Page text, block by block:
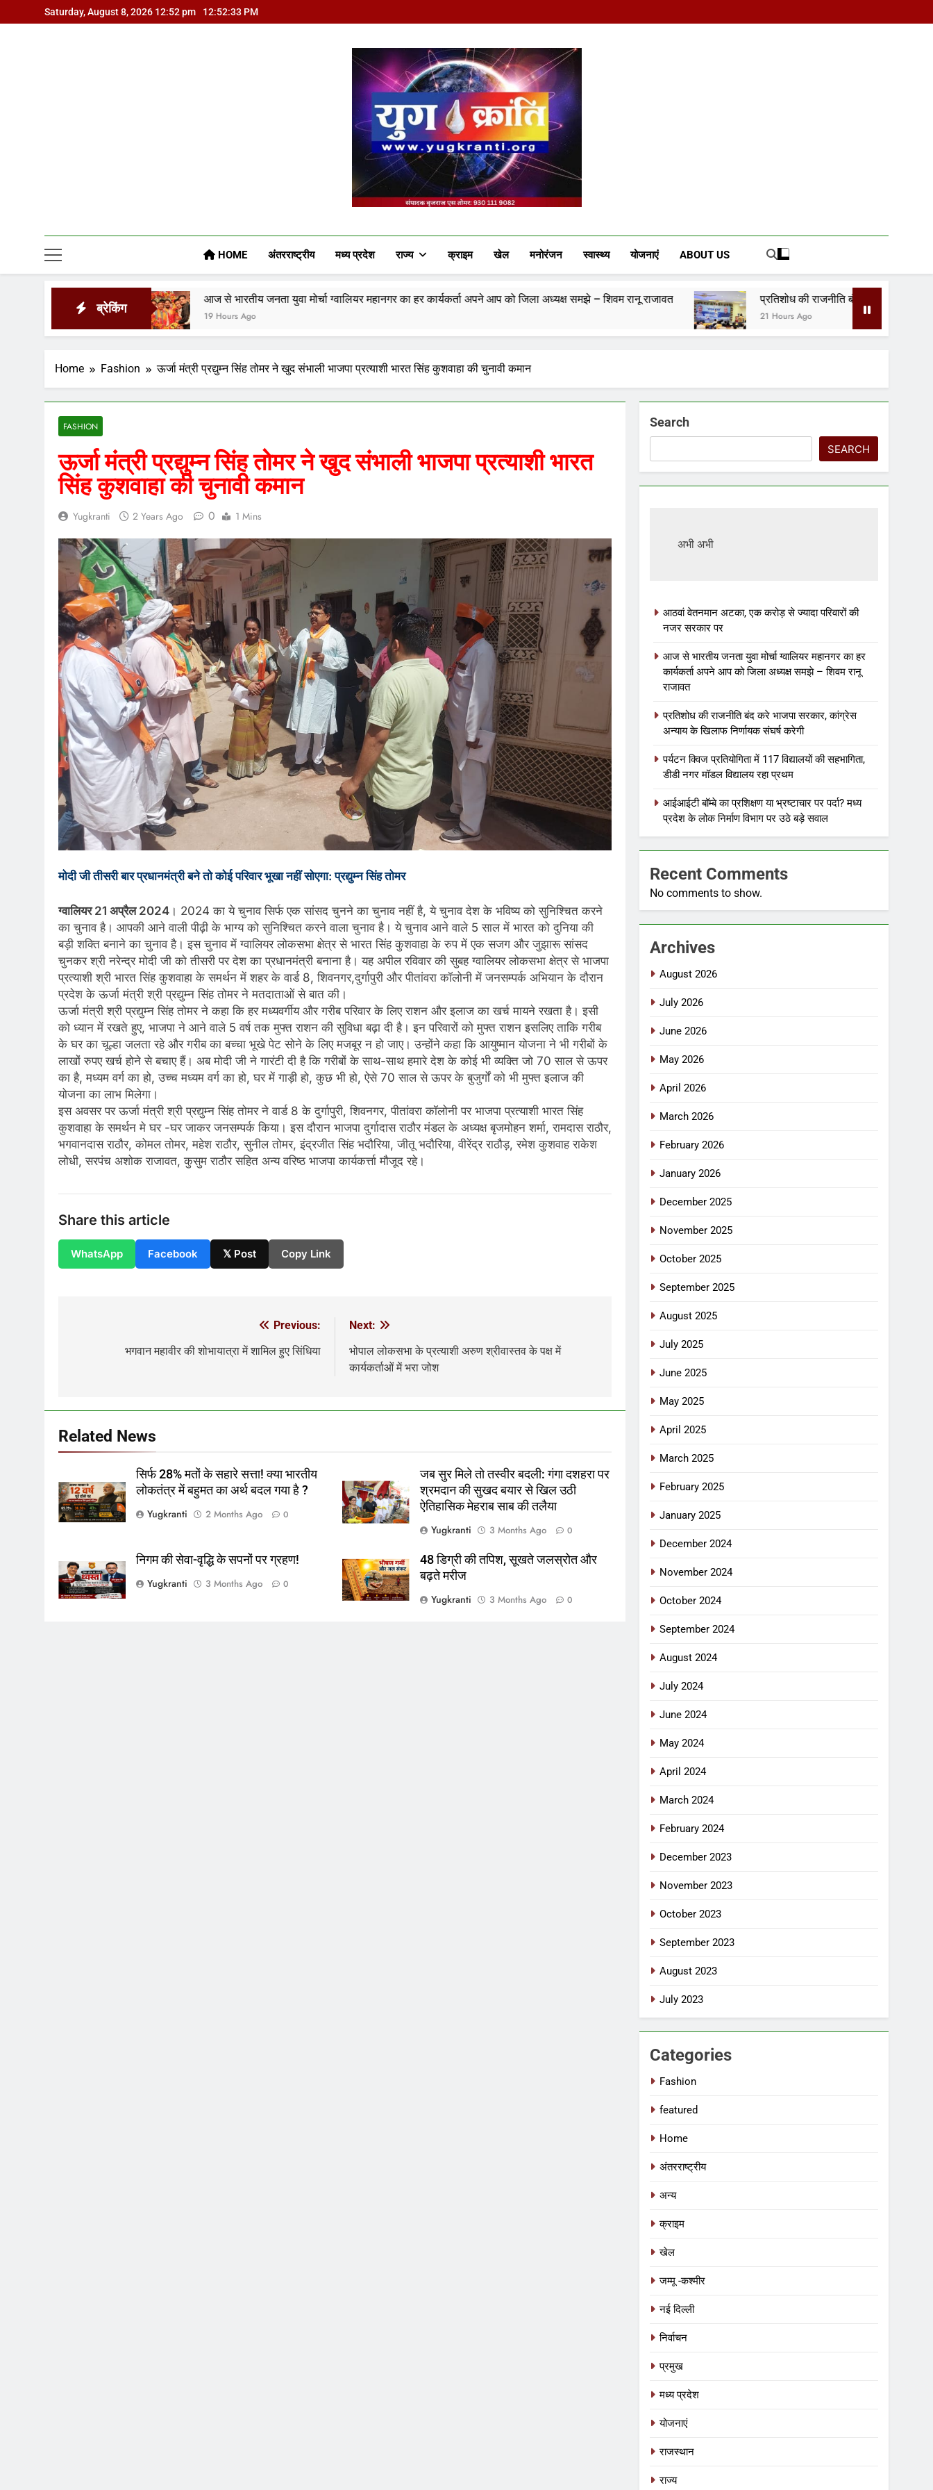
to
Saturday, August 8, 2026 12:52 pm 12:52:34 PM
Yug Kranti | Trusted News Portal
HOME अंतरराष्ट्रीय मध्य प्रदेश राज्य क्राइम खेल मनोरंजन स्वास्थ्य योजनाएं ABOUT US
ब्रेकिंग
आज से भारतीय जनता युवा मोर्चा ग्वालियर महानगर का हर कार्यकर्ता अपने आप को जिला अध्यक्ष समझे – शिवम रानू राजावत
19 Hours Ago
प्रतिशोध की राजनीति बंद करे भाजपा सरकार, कांग्रेस अन्याय के
21 Hours Ago
Home Fashion ऊर्जा मंत्री प्रद्युम्न सिंह तोमर ने खुद संभाली भाजपा प्रत्याशी भारत सिंह कुशवाहा की चुनावी कमान
FASHION
ऊर्जा मंत्री प्रद्युम्न सिंह तोमर ने खुद संभाली भाजपा प्रत्याशी भारत
सिंह कुशवाहा की चुनावी कमान
Yugkranti 2 Years Ago 0 1 Mins
मोदी जी तीसरी बार प्रधानमंत्री बने तो कोई परिवार भूखा नहीं सोएगा: प्रद्युम्न सिंह तोमर
ग्वालियर 21 अप्रैल 2024 । 2024 का ये चुनाव सिर्फ एक सांसद चुनने का चुनाव नहीं है, ये चुनाव देश के भविष्य को सुनिश्चित करने
का चुनाव है। आपकी आने वाली पीढ़ी के भाग्य को सुनिश्चित करने वाला चुनाव है। ये चुनाव आने वाले 5 साल में भारत को दुनिया की
बड़ी शक्ति बनाने का चुनाव है। इस चुनाव में ग्वालियर लोकसभा क्षेत्र से भारत सिंह कुशवाहा के रुप में एक सजग और जुझारू सांसद
चुनकर श्री नरेन्द्र मोदी जी को तीसरी पर देश का प्रधानमंत्री बनाना है। यह अपील रविवार की सुबह ग्वालियर लोकसभा क्षेत्र से भाजपा
प्रत्याशी श्री भारत सिंह कुशवाहा के समर्थन में शहर के वार्ड 8, शिवनगर,दुर्गापुरी और पीतांवरा कॉलोनी में जनसम्पर्क अभियान के दौरान
प्रदेश के ऊर्जा मंत्री श्री प्रद्युम्न सिंह तोमर ने मतदाताओं से बात की।
ऊर्जा मंत्री श्री प्रद्युम्न सिंह तोमर ने कहा कि हर मध्यवर्गीय और गरीब परिवार के लिए राशन और इलाज का खर्च मायने रखता है। इसी
को ध्यान में रखते हुए, भाजपा ने आने वाले 5 वर्ष तक मुफ्त राशन की सुविधा बढ़ा दी है। इन परिवारों को मुफ्त राशन इसलिए ताकि गरीब
के घर का चूल्हा जलता रहे और गरीब का बच्चा भूखे पेट सोने के लिए मजबूर न हो जाए। उन्होंने कहा कि आयुष्मान योजना ने भी गरीबों के
लाखों रुपए खर्च होने से बचाए हैं। अब मोदी जी ने गारंटी दी है कि गरीबों के साथ-साथ हमारे देश के कोई भी व्यक्ति जो 70 साल से ऊपर
का है, मध्यम वर्ग का हो, उच्च मध्यम वर्ग का हो, घर में गाड़ी हो, कुछ भी हो, ऐसे 70 साल से ऊपर के बुजुर्गों को भी मुफ्त इलाज की
योजना का लाभ मिलेगा।
इस अवसर पर ऊर्जा मंत्री श्री प्रद्युम्न सिंह तोमर ने वार्ड 8 के दुर्गापुरी, शिवनगर, पीतांवरा कॉलोनी पर भाजपा प्रत्याशी भारत सिंह
कुशवाहा के समर्थन मे घर -घर जाकर जनसम्पर्क किया। इस दौरान भाजपा दुर्गादास राठौर मंडल के अध्यक्ष बृजमोहन शर्मा, रामदास राठौर,
भगवानदास राठौर, कोमल तोमर, महेश राठौर, सुनील तोमर, इंद्रजीत सिंह भदौरिया, जीतू भदौरिया, वीरेंद्र राठौड़, रमेश कुशवाह राकेश
लोधी, सरपंच अशोक राजावत, कुसुम राठौर सहित अन्य वरिष्ठ भाजपा कार्यकर्त्ता मौजूद रहे।
Share this article
WhatsApp Facebook 𝕏 Post Copy Link
navigation
Previous:
भगवान महावीर की शोभायात्रा में शामिल हुए सिंधिया
Next:
भोपाल लोकसभा के प्रत्याशी अरुण श्रीवास्तव के पक्ष में
कार्यकर्ताओं में भरा जोश
Related News
सिर्फ 28% मतों के सहारे सत्ता! क्या भारतीय
लोकतंत्र में बहुमत का अर्थ बदल गया है ?
Yugkranti
2 Months Ago 0
जब सुर मिले तो तस्वीर बदली: गंगा दशहरा पर
श्रमदान की सुखद बयार से खिल उठी
ऐतिहासिक मेहराब साब की तलैया
Yugkranti
3 Months Ago 0
निगम की सेवा-वृद्धि के सपनों पर ग्रहण!
Yugkranti
3 Months Ago 0
48 डिग्री की तपिश, सूखते जलस्रोत और
बढ़ते मरीज
Yugkranti
3 Months Ago 0
Search
SEARCH
अभी अभी
आठवां वेतनमान अटका, एक करोड़ से ज्यादा परिवारों की
नजर सरकार पर
आज से भारतीय जनता युवा मोर्चा ग्वालियर महानगर का हर
कार्यकर्ता अपने आप को जिला अध्यक्ष समझे – शिवम रानू
राजावत
प्रतिशोध की राजनीति बंद करे भाजपा सरकार, कांग्रेस
अन्याय के खिलाफ निर्णायक संघर्ष करेगी
पर्यटन क्विज प्रतियोगिता में 117 विद्यालयों की सहभागिता,
डीडी नगर मॉडल विद्यालय रहा प्रथम
आईआईटी बॉम्बे का प्रशिक्षण या भ्रष्टाचार पर पर्दा? मध्य
प्रदेश के लोक निर्माण विभाग पर उठे बड़े सवाल
Recent Comments
No comments to show.
Archives
August 2026
July 2026
June 2026
May 2026
April 2026
March 2026
February 2026
January 2026
December 2025
November 2025
October 2025
September 2025
August 2025
July 2025
June 2025
May 2025
April 2025
March 2025
February 2025
January 2025
December 2024
November 2024
October 2024
September 2024
August 2024
July 2024
June 2024
May 2024
April 2024
March 2024
February 2024
December 2023
November 2023
October 2023
September 2023
August 2023
July 2023
Categories
Fashion
featured
Home
अंतरराष्ट्रीय
अन्य
क्राइम
खेल
जम्मू -कश्मीर
नई दिल्ली
निर्वाचन
प्रमुख
मध्य प्रदेश
योजनाएं
राजस्थान
राज्य